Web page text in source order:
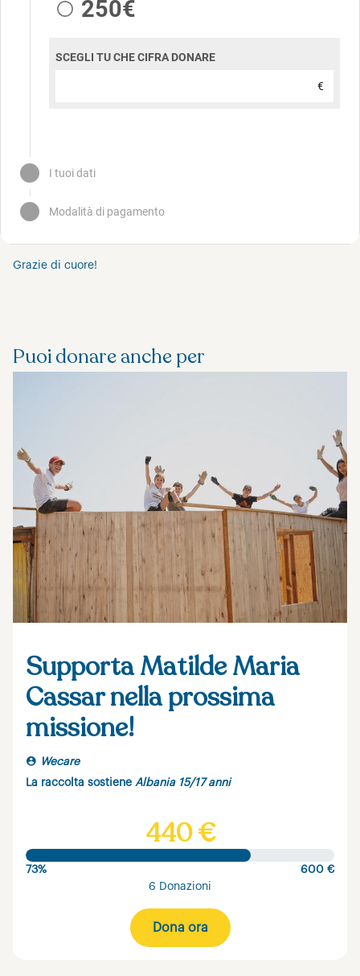
Grazie di cuore!
Puoi donare anche per
Supporta Matilde Maria
Cassar nella prossima
missione!
Wecare
La raccolta sostiene Albania 15/17 anni
440 €
73%
600 €
6 Donazioni
Dona ora